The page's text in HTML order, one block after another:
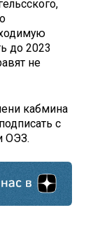
до 2023
не
кабмина
с
ОЭЗ.